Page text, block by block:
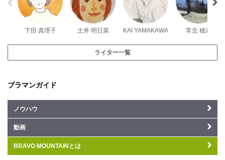
下田 真理子 土井 明日菜 KAI YAMAKAWA 常念 穂高
ライター一覧
ブラマンガイド
ノウハウ
動画
BRAVO MOUNTAINとは